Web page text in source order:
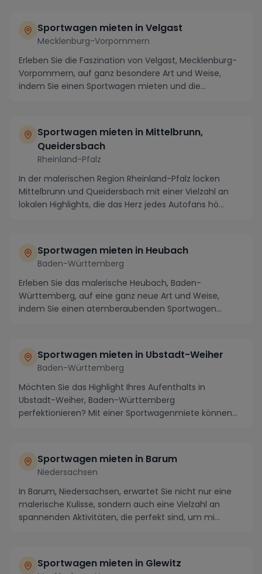
Sportwagen mieten inVelgast
Mecklenburg-Vorpommern
Erleben Sie die Faszination von Velgast, Mecklenburg-
Vorpommern, auf ganz besondere Art und Weise,
indem Sie einen Sportwagen mieten und die
Sportwagen mieten in Mittelbrunn,
Queidersbach
Rheinland-Pfalz
In der malerischen Region Rheinland-Pfalz locken
Mittelbrunn und Queidersbach mit einer Vielzahl an
lokalen Highlights, die das Herz jedes Autofans hö...
Sportwagen mieten in Heubach
Baden-Württemberg
Erleben Sie das malerische Heubach, Baden-
Württemberg, auf eine ganz neue Art und Weise,
indem Sie einen atemberaubenden Sportwagen
Sportwagen mieten in Ubstadt-Weiher
Baden-Württemberg
Möchten Sie das Highlight Ihres Aufenthalts in
Ubstadt-Weiher, Baden-Württemberg
perfektionieren? Mit einer Sportwagenmiete können
Sportwagen mieten in Barum
Niedersachsen
In Barum, Niedersachsen, erwartet Sie nicht nur eine
malerische Kulisse, sondern auch eine Vielzahl an
spannenden Aktivitäten, die perfekt sind, um mi...
Sportwagen mieten in Glewitz